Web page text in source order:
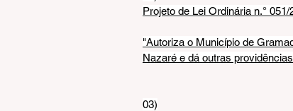
Projeto de Lei Ordinária n.°
"Autoriza o Município de
Nazaré e dá outras
03)